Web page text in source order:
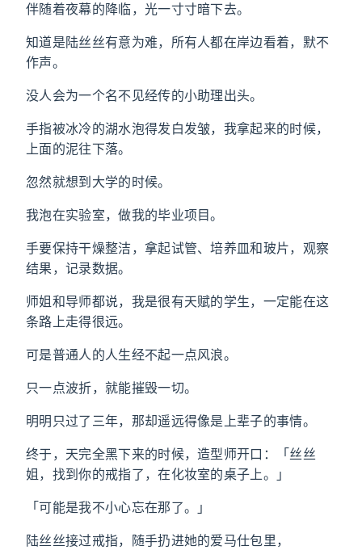
伴随着夜幕的降临，光一寸寸暗下去。
知道是陆丝丝有意为难，所有人都在岸边看着，默不
作声。
没人会为一个名不见经传的小助理出头。
手指被冰冷的湖水泡得发白发皱，我拿起来的时候，
上面的泥往下落。
忽然就想到大学的时候。
我泡在实验室，做我的毕业项目。
手要保持干燥整洁，拿起试管、培养皿和玻片，观察
结果，记录数据。
师姐和导师都说，我是很有天赋的学生，一定能在这
条路上走得很远。
可是普通人的人生经不起一点风浪。
只一点波折，就能摧毁一切。
明明只过了三年，那却遥远得像是上辈子的事情。
终于，天完全黑下来的时候，造型师开口：「丝丝
姐，找到你的戒指了，在化妆室的桌子上。」
「可能是我不小心忘在那了。」
陆丝丝接过戒指，随手扔进她的爱马仕包里，